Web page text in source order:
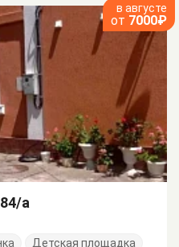
в августе
от 7000₽
а
Детская площадка